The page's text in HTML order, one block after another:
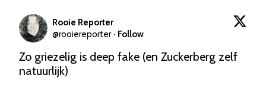
Rooie Reporter
@rooiereporter · Follow
Zo griezelig is deep fake (en Zuckerberg zelf
natuurlijk)